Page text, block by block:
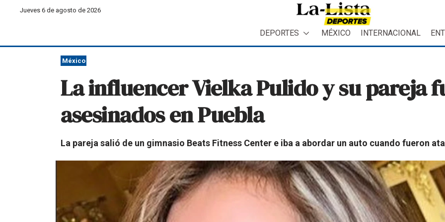
Jueves 6 de agosto de 2026
DEPORTES MÉXICO INTERNACIONAL
México
La influencer Vielka Pulido y su pareja
asesinados en Puebla
La pareja salió de un gimnasio Beats Fitness Center e iba a abordar un auto cuando fueron